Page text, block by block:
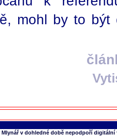
mohl by to
Mlynář v dohledné době nepodpoří digitální